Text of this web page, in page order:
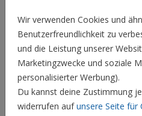
Wir verwenden Cookies und
Benutzerfreundlichkeit zu
und die Leistung unserer
Marketingzwecke und soziale
personalisierter Werbung).
Du kannst deine Zustimmung
widerrufen aufunsere Seite für